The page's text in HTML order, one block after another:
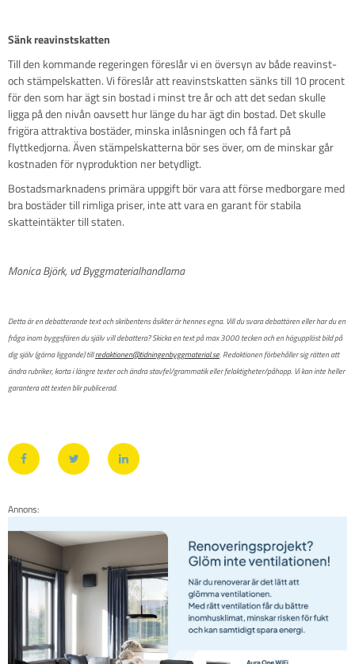
Sänk reavinstskatten
Till den kommande regeringen föreslår vi en översyn av både reavinst-
och stämpelskatten. Vi föreslår att reavinstskatten sänks till 10 procent
för den som har ägt sin bostad i minst tre år och att det sedan skulle
ligga på den nivån oavsett hur länge du har ägt din bostad. Det skulle
frigöra attraktiva bostäder, minska inlåsningen och få fart på
flyttkedjorna. Även stämpelskatterna bör ses över, om de minskar går
kostnaden för nyproduktion ner betydligt.
Bostadsmarknadens primära uppgift bör vara att förse medborgare med
bra bostäder till rimliga priser, inte att vara en garant för stabila
skatteintäkter till staten.
Monica Björk, vd Byggmaterialhandlarna
Detta är en debatterande text och skribentens åsikter är hennes egna. Vill du svara debattören eller har du en
fråga inom byggsfären du själv vill debattera? Skicka en text på max 3000 tecken och en högupplöst bild på
dig själv (gärna liggande) tillredaktionen@tidningenbyggmaterial.se. Redaktionen förbehåller sig rätten att
ändra rubriker, korta i längre texter och ändra stavfel/grammatik eller felaktigheter/påhopp. Vi kan inte heller
garantera att texten blir publicerad.
Annons: